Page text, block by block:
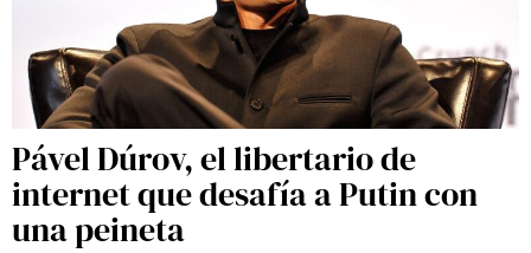
Pável Dúrov, el libertario de
internet que desafía a Putin con
una peineta